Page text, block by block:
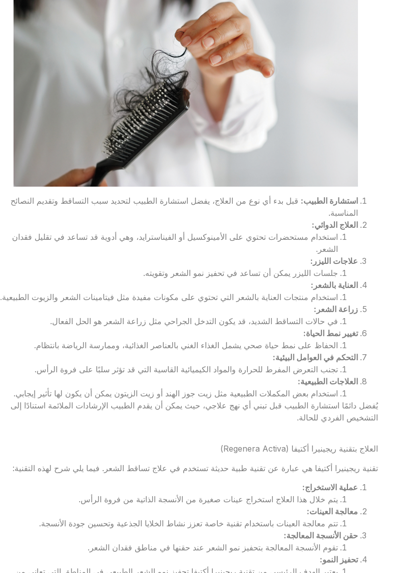
استشارة الطبيب: قبل بدء أي نوع من العلاج، يفضل استشارة الطبيب لتحديد سبب التساقط وتقديم النصائح
المناسبة.
العلاج الدوائي:
استخدام مستحضرات تحتوي على الأمينوكسيل أو الفيناسترايد، وهي أدوية قد تساعد في تقليل فقدان
الشعر.
علاجات الليزر :
جلسات الليزر يمكن أن تساعد في تحفيز نمو الشعر وتقويته.
العناية بالشعر :
استخدام منتجات العناية بالشعر التي تحتوي على مكونات مفيدة مثل فيتامينات الشعر والزيوت الطبيعية.
زراعة الشعر :
في حالات التساقط الشديد، قد يكون التدخل الجراحي مثل زراعة الشعر هو الحل الفعال.
تغيير نمط الحياة:
الحفاظ على نمط حياة صحي يشمل الغذاء الغني بالعناصر الغذائية، وممارسة الرياضة بانتظام.
التحكم في العوامل البيئية:
تجنب التعرض المفرط للحرارة والمواد الكيميائية القاسية التي قد تؤثر سلبًا على فروة الرأس.
العلاجات الطبيعية:
استخدام بعض المكملات الطبيعية مثل زيت جوز الهند أو زيت الزيتون يمكن أن يكون لها تأثير إيجابي.
يُفضل دائمًا استشارة الطبيب قبل تبني أي نهج علاجي، حيث يمكن أن يقدم الطبيب الإرشادات الملائمة استنادًا إلى
التشخيص الفردي للحالة.
العلاج بتقنية ريجينيرا أكتيفا (Regenera Activa)
تقنية ريجينيرا أكتيفا هي عبارة عن تقنية طبية حديثة تستخدم في علاج تساقط الشعر. فيما يلي شرح لهذه التقنية:
عملية الاستخراج:
يتم خلال هذا العلاج استخراج عينات صغيرة من الأنسجة الذاتية من فروة الرأس.
معالجة العينات:
تتم معالجة العينات باستخدام تقنية خاصة تعزز نشاط الخلايا الجذعية وتحسين جودة الأنسجة.
حقن الأنسجة المعالجة:
تقوم الأنسجة المعالجة بتحفيز نمو الشعر عند حقنها في مناطق فقدان الشعر.
تحفيز النمو: